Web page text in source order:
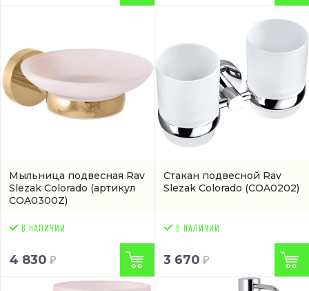
Мыльница подвесная Rav
Slezak Colorado (артикул
COA0300Z)
4 830
Стакан подвесной Rav
Slezak Colorado (COA0202)
3 670